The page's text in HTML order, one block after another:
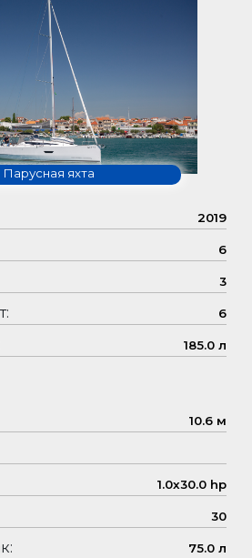
Парусная яхта
2019
6
3
6
185.0 л
10.6 м
1.0x30.0 hp
30
75.0 л